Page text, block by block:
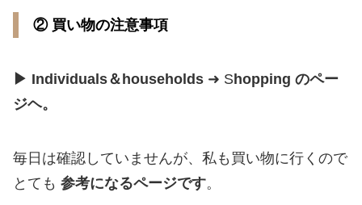
② 買い物の注意事項
▶ Individuals＆households ➜ Shopping のペー
ジヘ。
毎日は確認していませんが、私も買い物に行くので
とても 参考になるページです。